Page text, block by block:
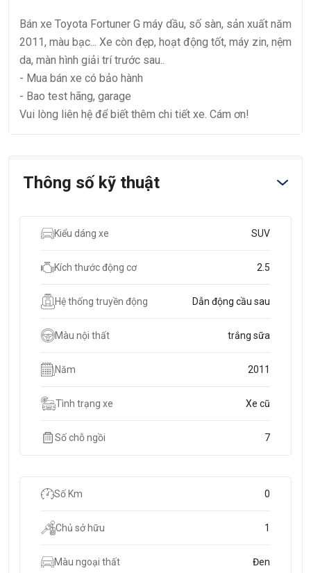
Bán xe Toyota Fortuner G máy dầu, số sàn, sản xuất năm
2011, màu bạc... Xe còn đẹp, hoạt động tốt, máy zin, nệm
da, màn hình giải trí trước sau..
- Mua bán xe có bảo hành
- Bao test hãng, garage
Vui lòng liên hệ để biết thêm chi tiết xe. Cám ơn!
Thông số kỹ thuật
Kiểu dáng xe SUV
Kích thước động cơ 2.5
Hệ thống truyền động Dẫn động cầu sau
Màu nội thất trắng sữa
Năm 2011
Tình trạng xe Xe cũ
Số chỗ ngồi 7
Số Km 0
Chủ sở hữu 1
Màu ngoại thất Đen